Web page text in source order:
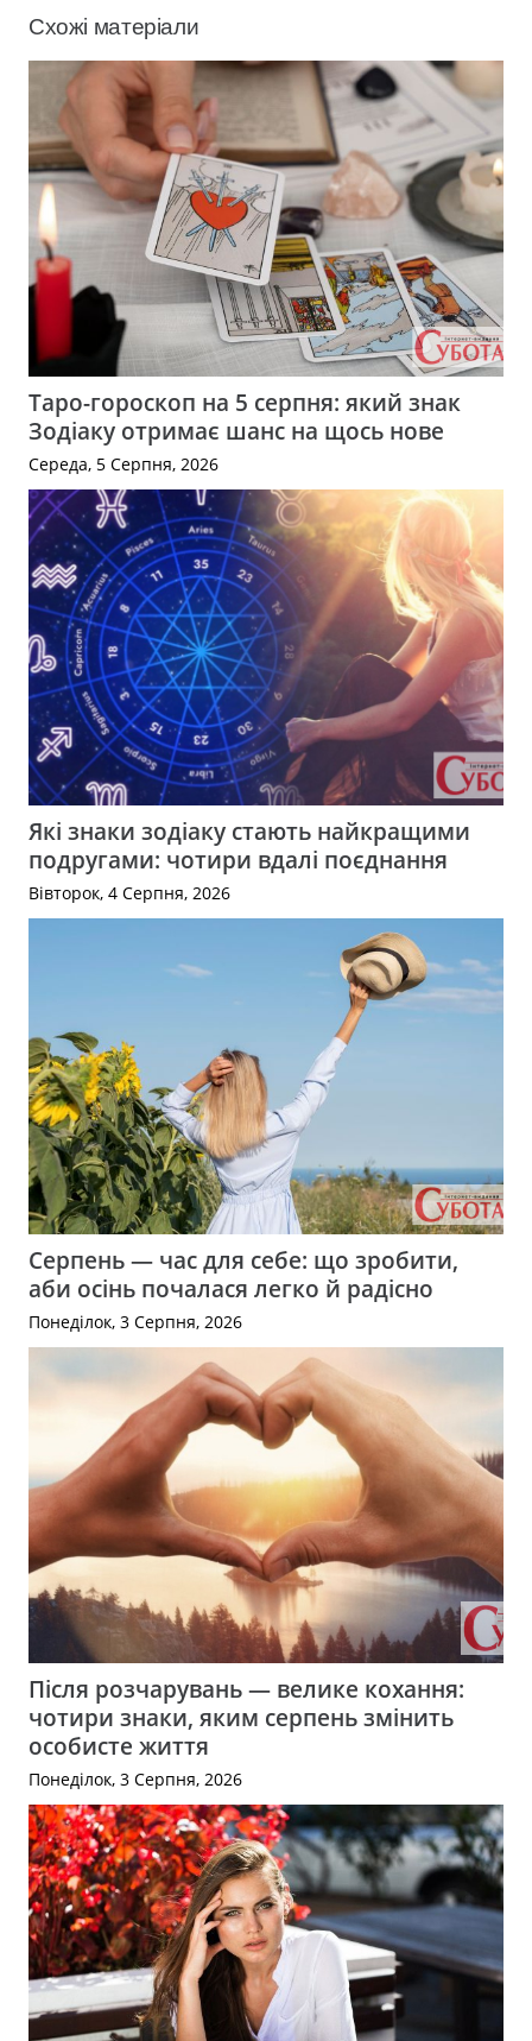
Схожі матеріали
Таро-гороскоп на 5 серпня: який знак
Зодіаку отримає шанс на щось нове
Середа, 5 Серпня, 2026
Які знаки зодіаку стають найкращими
подругами: чотири вдалі поєднання
Вівторок, 4 Серпня, 2026
Серпень — час для себе: що зробити,
аби осінь почалася легко й радісно
Понеділок, 3 Серпня, 2026
Після розчарувань — велике кохання:
чотири знаки, яким серпень змінить
особисте життя
Понеділок, 3 Серпня, 2026